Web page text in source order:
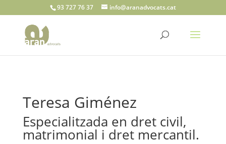
93 727 76 37 info@aranadvocats.cat
Teresa Giménez
Especialitzada en dret civil,
matrimonial i dret mercantil.